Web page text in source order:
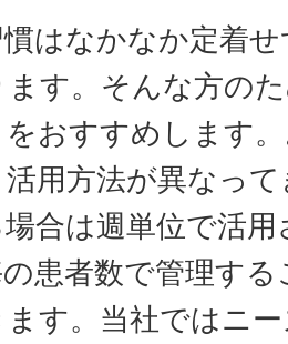
はなかなか定着
ます。そんな方の
おすすめします
用方法が異なっ
合は週単位で活
患者数で管理す
す。当社ではニ